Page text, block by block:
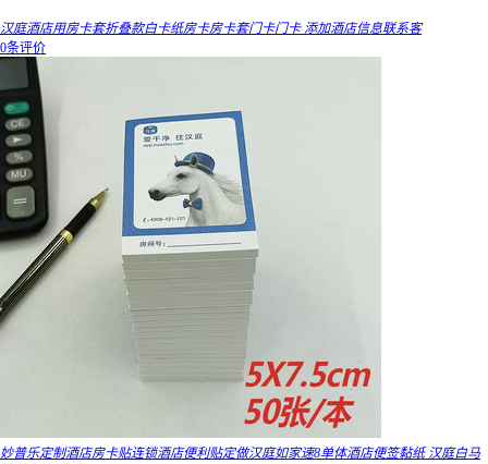
汉庭酒店用房卡套折叠款白卡纸房卡房卡套门卡门卡 添加酒店信息联系客
0条评价
妙普乐定制酒店房卡贴连锁酒店便利贴定做汉庭如家速8单体酒店便签黏纸 汉庭白马